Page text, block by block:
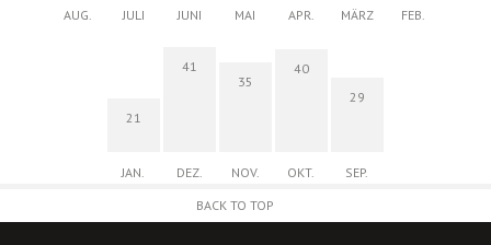
AUG. JULI JUNI MAI APR. MÄRZ FEB.
21
JAN.
41
DEZ.
35
NOV.
40
OKT.
29
SEP.
BACK TO TOP